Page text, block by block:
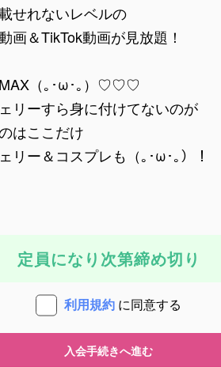
せれないレベルの
画＆TikTok動画が見放題！
（｡･ω･｡）♡♡♡
リーすら身に付けてないのが
はここだけ
リー＆コスプレも（｡･ω･｡）！
定員になり次第締め切り
利用規約 に同意する
入会手続きへ進む